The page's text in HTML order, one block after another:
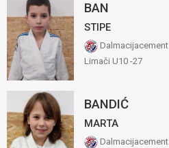
BAN
STIPE
Dalmacijacement
Limači U10 -27
BANDIĆ
MARTA
Dalmacijacement